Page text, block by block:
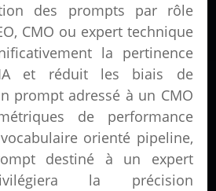
des prompts par rôle
CMO ou expert technique
la pertinence
et réduit les biais de
prompt adressé à un CMO
de performance
orienté pipeline,
destiné à un expert
la précision